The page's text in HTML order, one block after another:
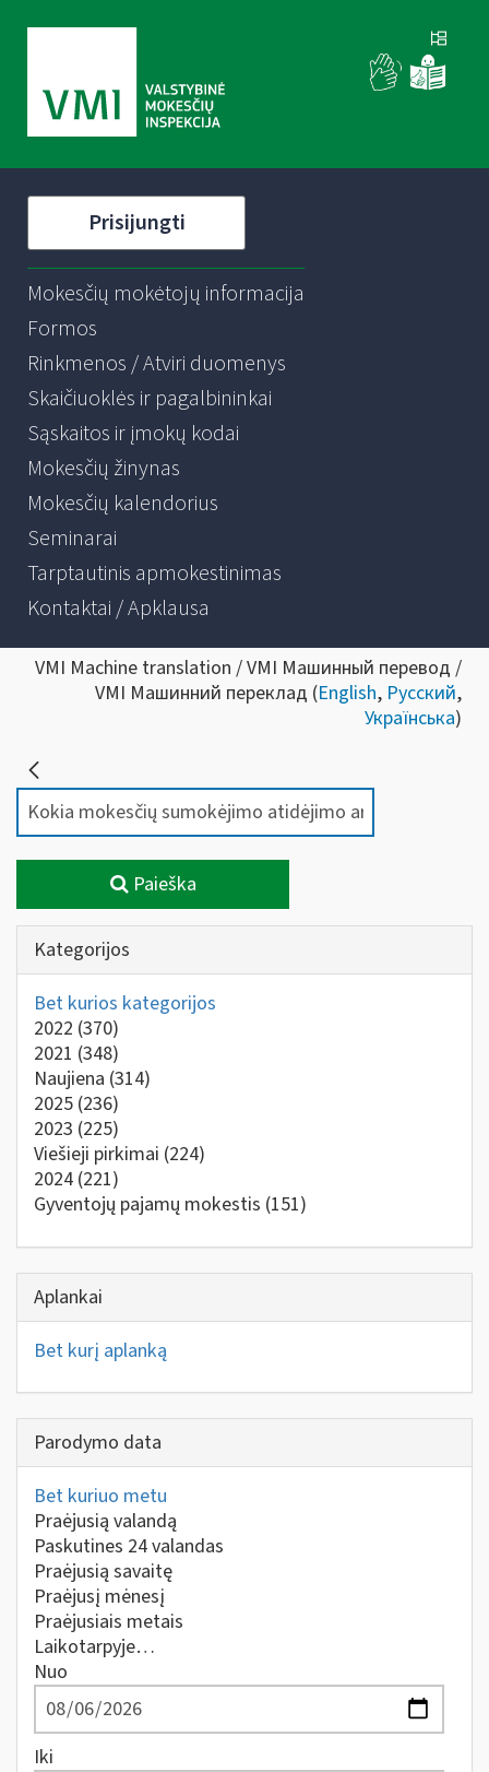
Prisijungti
Mokesčių mokėtojų informacija
Formos
Rinkmenos / Atviri duomenys
Skaičiuoklės ir pagalbininkai
Sąskaitos ir įmokų kodai
Mokesčių žinynas
Mokesčių kalendorius
Seminarai
Tarptautinis apmokestinimas
Kontaktai / Apklausa
VMI Machine translation / VMI Машинный перевод /
VMI Машинний переклад (English, Русский,
Українська)
Paieška
Kategorijos
Bet kurios kategorijos
2022 (370)
2021 (348)
Naujiena (314)
2025 (236)
2023 (225)
Viešieji pirkimai (224)
2024 (221)
Gyventojų pajamų mokestis (151)
Aplankai
Bet kurį aplanką
Parodymo data
Bet kuriuo metu
Praėjusią valandą
Paskutines 24 valandas
Praėjusią savaitę
Praėjusį mėnesį
Praėjusiais metais
Laikotarpyje…
Nuo
Iki